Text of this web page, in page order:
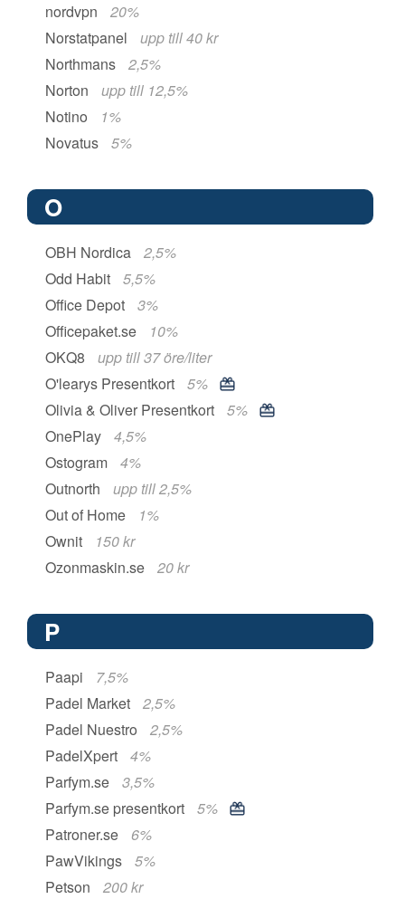
nordvpn
20%
Norstatpanel
upp till 40 kr
Northmans
2,5%
Norton
upp till 12,5%
Notino
1%
Novatus
5%
O
OBH Nordica
2,5%
Odd Habit
5,5%
Office Depot
3%
Officepaket.se
10%
OKQ8
upp till 37 öre/liter
O'learys Presentkort
5%
Olivia & Oliver Presentkort
5%
OnePlay
4,5%
Ostogram
4%
Outnorth
upp till 2,5%
Out of Home
1%
Ownit
150 kr
Ozonmaskin.se
20 kr
P
Paapi
7,5%
Padel Market
2,5%
Padel Nuestro
2,5%
PadelXpert
4%
Parfym.se
3,5%
Parfym.se presentkort
5%
Patroner.se
6%
PawVikings
5%
Petson
200 kr